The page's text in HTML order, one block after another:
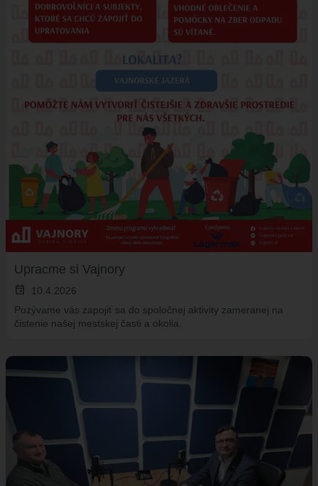
Upracme si Vajnory
event
10.4.2026
Pozývame vás zapojiť sa do spoločnej aktivity zameranej na
čistenie našej mestskej časti a okolia.